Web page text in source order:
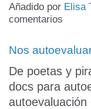
Añadido por Elisa
comentarios
Nos
De poetas y
docs para